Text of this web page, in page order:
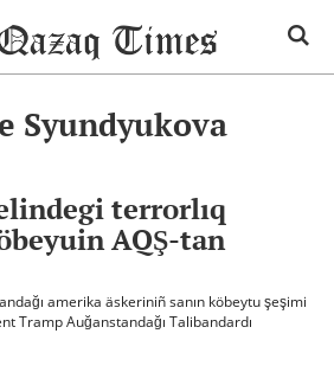
Syundyukova
terrorlıq
AQŞ-tan
amerika äskeriniñ sanın köbeytu şeşimi
Tramp Auğanstandağı Talibandardı